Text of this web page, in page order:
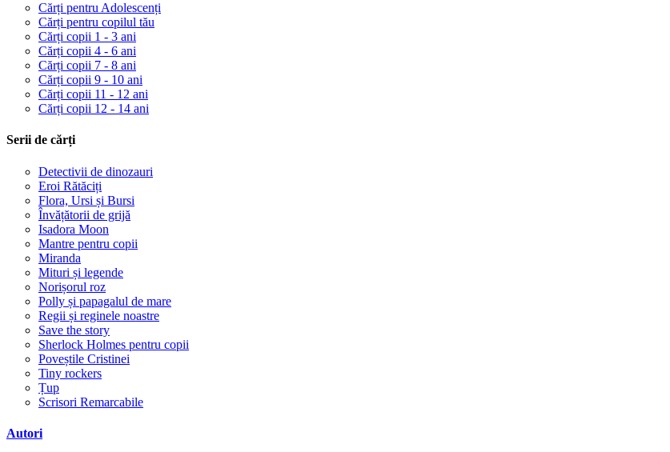
Cărți pentru Adolescenți
Cărți pentru copilul tău
Cărți copii 1 - 3 ani
Cărți copii 4 - 6 ani
Cărți copii 7 - 8 ani
Cărți copii 9 - 10 ani
Cărți copii 11 - 12 ani
Cărți copii 12 - 14 ani
Serii de cărți
Detectivii de dinozauri
Eroi Rătăciți
Flora, Ursi și Bursi
Învățătorii de grijă
Isadora Moon
Mantre pentru copii
Miranda
Mituri și legende
Norișorul roz
Polly și papagalul de mare
Regii și reginele noastre
Save the story
Sherlock Holmes pentru copii
Poveștile Cristinei
Tiny rockers
Țup
Scrisori Remarcabile
Autori